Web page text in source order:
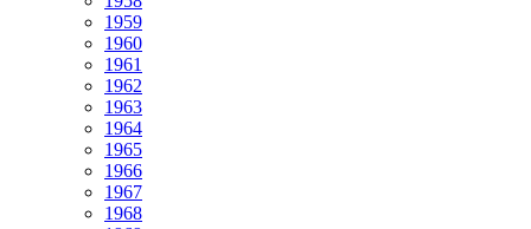
1959
1960
1961
1962
1963
1964
1965
1966
1967
1968